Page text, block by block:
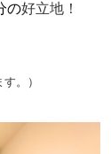
の好立地！
。）